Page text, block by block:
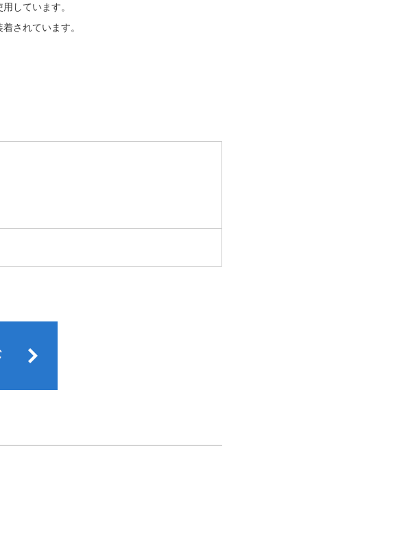
しています。
されています。